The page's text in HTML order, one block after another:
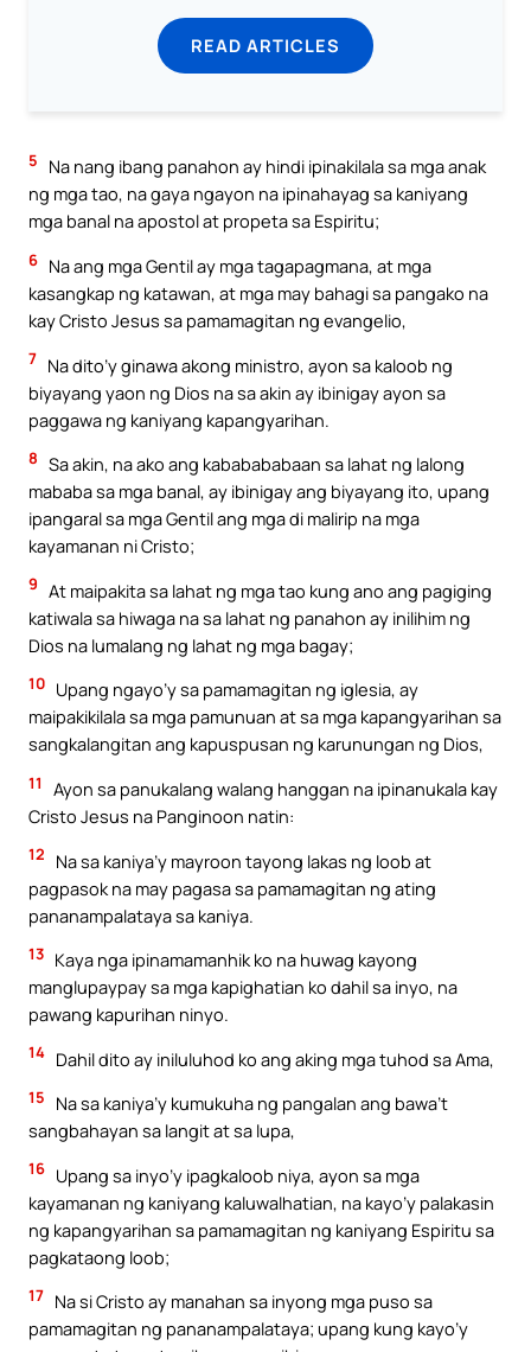
READ ARTICLES
5
Na nang ibang panahon ay hindi ipinakilala sa mga anak
ng mga tao, na gaya ngayon na ipinahayag sa kaniyang
mga banal na apostol at propeta sa Espiritu;
6 Na ang mga Gentil ay mga tagapagmana, at mga
kasangkap ng katawan, at mga may bahagi sa pangako na
kay Cristo Jesus sa pamamagitan ng evangelio,
7 Na dito’y ginawa akong ministro, ayon sa kaloob ng
biyayang yaon ng Dios na sa akin ay ibinigay ayon sa
paggawa ng kaniyang kapangyarihan.
8 Sa akin, na ako ang kababababaan sa lahat ng lalong
mababa sa mga banal, ay ibinigay ang biyayang ito, upang
ipangaral sa mga Gentil ang mga di malirip na mga
kayamanan ni Cristo;
9 At maipakita sa lahat ng mga tao kung ano ang pagiging
katiwala sa hiwaga na sa lahat ng panahon ay inilihim ng
Dios na lumalang ng lahat ng mga bagay;
10 Upang ngayo’y sa pamamagitan ng iglesia, ay
maipakikilala sa mga pamunuan at sa mga kapangyarihan sa
sangkalangitan ang kapuspusan ng karunungan ng Dios,
11
Ayon sa panukalang walang hanggan na ipinanukala kay
Cristo Jesus na Panginoon natin:
12
Na sa kaniya’y mayroon tayong lakas ng loob at
pagpasok na may pagasa sa pamamagitan ng ating
pananampalataya sa kaniya.
13 Kaya nga ipinamamanhik ko na huwag kayong
manglupaypay sa mga kapighatian ko dahil sa inyo, na
pawang kapurihan ninyo.
14 Dahil dito ay iniluluhod ko ang aking mga tuhod sa Ama,
15
Na sa kaniya’y kumukuha ng pangalan ang bawa’t
sangbahayan sa langit at sa lupa,
16 Upang sa inyo’y ipagkaloob niya, ayon sa mga
kayamanan ng kaniyang kaluwalhatian, na kayo’y palakasin
ng kapangyarihan sa pamamagitan ng kaniyang Espiritu sa
pagkataong loob;
17 Na si Cristo ay manahan sa inyong mga puso sa
pamamagitan ng pananampalataya; upang kung kayo’y